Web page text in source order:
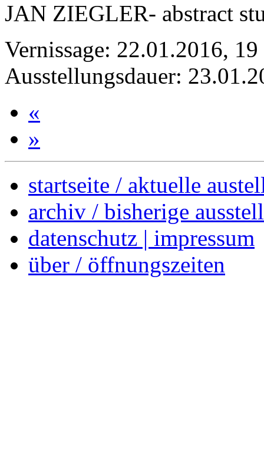
JAN ZIEGLER- abstract
Vernissage: 22.01.2016,
Ausstellungsdauer:
«
»
startseite / aktuelle
archiv / bisherige
datenschutz | impressum
über / öffnungszeiten